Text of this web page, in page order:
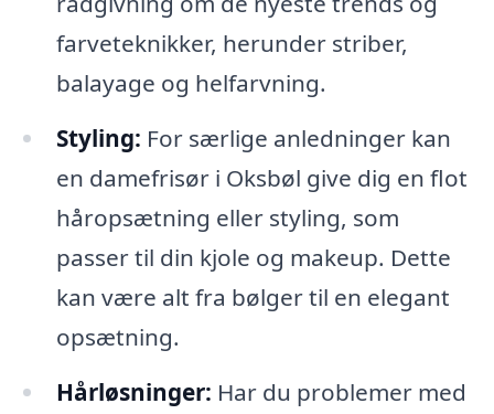
farveteknikker, herunder striber,
balayage og helfarvning.
Styling: For særlige anledninger kan
en damefrisør i Oksbøl give dig en flot
håropsætning eller styling, som
passer til din kjole og makeup. Dette
kan være alt fra bølger til en elegant
opsætning.
Hårløsninger: Har du problemer med